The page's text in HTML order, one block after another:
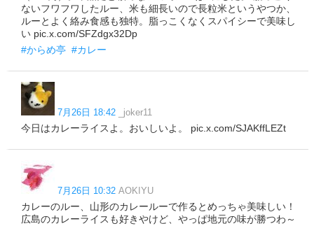
ないフワフワしたルー、米も細長いので長粒米というやつか、
ルーとよく絡み食感も独特。脂っこくなくスパイシーで美味し
い pic.x.com/SFZdgx32Dp
#からめ亭 #カレー
7月26日 18:42 _joker11
今日はカレーライスよ。おいしいよ。 pic.x.com/SJAKffLEZt
7月26日 10:32 AOKIYU
カレーのルー、山形のカレールーで作るとめっちゃ美味しい！
広島のカレーライスも好きやけど、やっぱ地元の味が勝つわ～